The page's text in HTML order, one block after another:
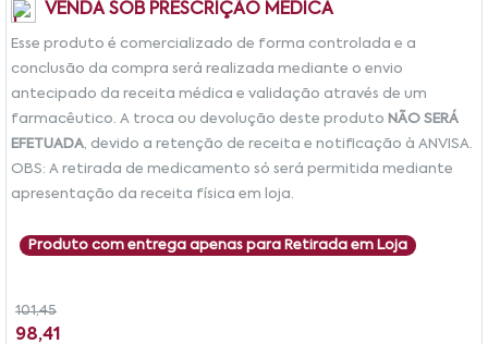
VENDA SOB PRESCRIÇÃO MÉDICA
Esse produto é comercializado de forma controlada e a
conclusão da compra será realizada mediante o envio
antecipado da receita médica e validação através de um
farmacêutico. A troca ou devolução deste produto NÃO SERÁ
EFETUADA, devido a retenção de receita e notificação à ANVISA.
OBS: A retirada de medicamento só será permitida mediante
apresentação da receita física em loja.
Produto com entrega apenas para Retirada em Loja
101,45
98,41